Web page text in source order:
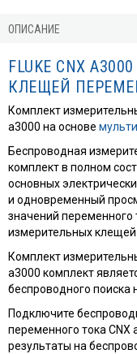
ОПИСАНИЕ
FLUKE CNX
КЛЕЩЕЙ
Комплект
a3000 на основе
Беспроводная
комплект в полном
основных
и одновременный
значений переменного
измерительных
Комплект
a3000 комплект
беспроводного поиска
Подключите
переменного тока CNX
результаты на